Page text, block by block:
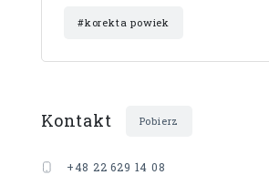
#korekta powiek
Kontakt Pobierz
+48 22 629 14 08